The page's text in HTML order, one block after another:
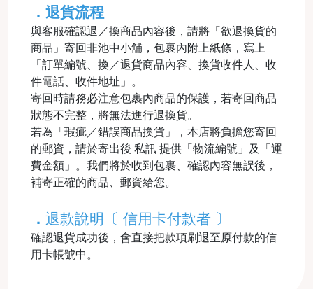
．退貨流程
與客服確認退／換商品內容後，請將「欲退換貨的
商品」寄回非池中小舖，包裹內附上紙條，寫上
「訂單編號、換／退貨商品內容、換貨收件人、收
件電話、收件地址」。
寄回時請務必注意包裹內商品的保護，若寄回商品
狀態不完整，將無法進行退換貨。
若為「瑕疵／錯誤商品換貨」，本店將負擔您寄回
的郵資，請於寄出後 私訊 提供「物流編號」及「運
費金額」。我們將於收到包裹、確認內容無誤後，
補寄正確的商品、郵資給您。
． 退款說明〔 信用卡付款者 〕
確認退貨成功後，會直接把款項刷退至原付款的信
用卡帳號中。